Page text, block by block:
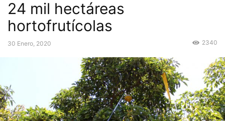
24 mil hectáreas
hortofrutícolas
30 Enero, 2020 2340